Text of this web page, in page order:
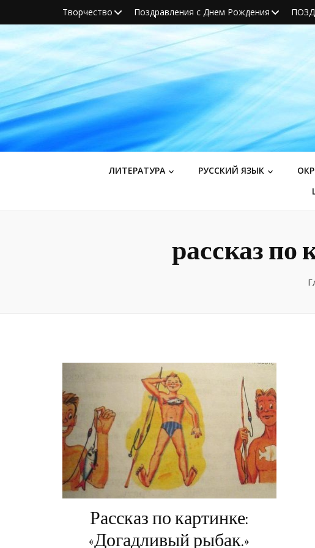
Творчество Поздравления с Днем Рождения
ЛИТЕРАТУРА РУССКИЙ ЯЗЫК
рассказ
Рассказ по картинке: